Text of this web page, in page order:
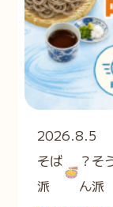
2026.8.5
そば
派
？そ
ん派